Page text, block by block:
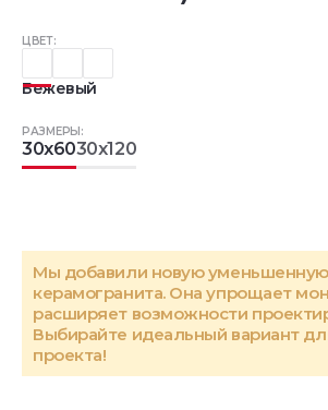
ЦВЕТ:
Бежевый
РАЗМЕРЫ:
30x6030x120
Мы добавили новую
керамогранита. Она упрощает
расширяет возможности
Выбирайте идеальный вариант
проекта!